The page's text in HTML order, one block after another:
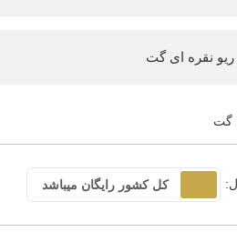
نقره ای گت
گت
کل کشور رایگان میباشد